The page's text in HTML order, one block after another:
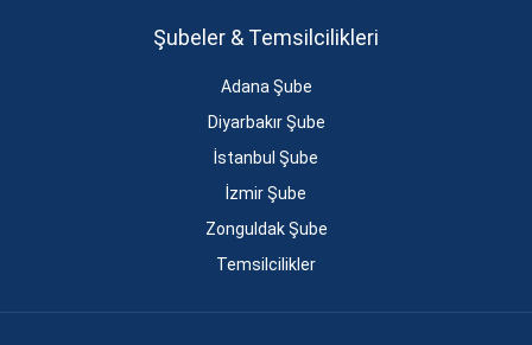
Şubeler & Temsilcilikleri
Adana Şube
Diyarbakır Şube
İstanbul Şube
İzmir Şube
Zonguldak Şube
Temsilcilikler